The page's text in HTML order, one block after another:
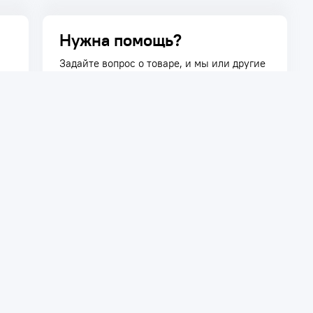
Нужна помощь?
Задайте вопрос о товаре, и мы или другие